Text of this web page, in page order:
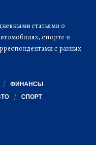
статьями о
спорте и
с разных
ФИНАНСЫ
СПОРТ